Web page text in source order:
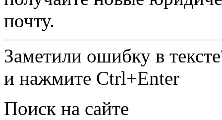
почту.
Заметили ошибку в
и нажмите Ctrl+Enter
Поиск на сайте